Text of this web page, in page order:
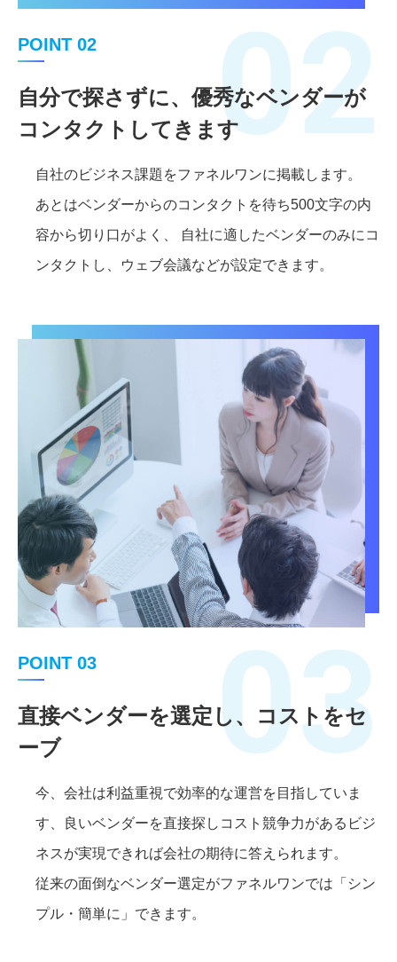
POINT 02
自分で探さずに、優秀なベンダーが
コンタクトしてきます02
自社のビジネス課題をファネルワンに掲載します。
あとはベンダーからのコンタクトを待ち500文字の内
容から切り口がよく、 自社に適したベンダーのみにコ
ンタクトし、ウェブ会議などが設定できます。
POINT 03
直接ベンダーを選定し、コストをセ
ーブ
03
今、会社は利益重視で効率的な運営を目指していま
す、良いベンダーを直接探しコスト競争力があるビジ
ネスが実現できれば会社の期待に答えられます。
従来の面倒なベンダー選定がファネルワンでは「シン
プル・簡単に」できます。